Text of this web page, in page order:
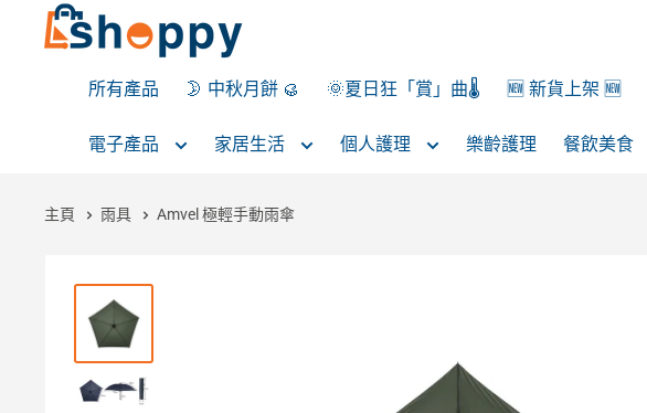
所有產品 🌛 中秋月餅 🥮 🌞夏日狂「賞」曲🌡️ 🆕 新貨上架 🆕
電子產品 家居生活 個人護理 樂齡護理 餐飲美食
主頁 雨具 Amvel 極輕手動雨傘